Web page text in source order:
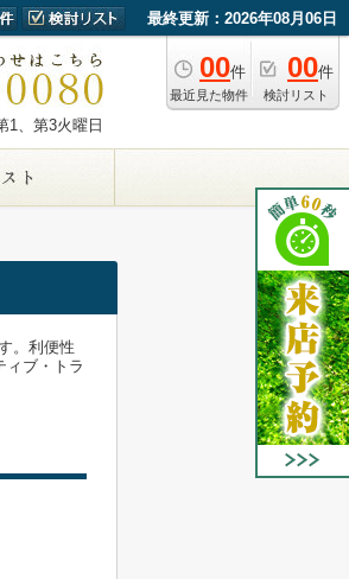
最終更新：2026年08月06日
00件
最近見た物件
00件
検討リスト
1、第3火曜日
。利便性
ィブ・トラ